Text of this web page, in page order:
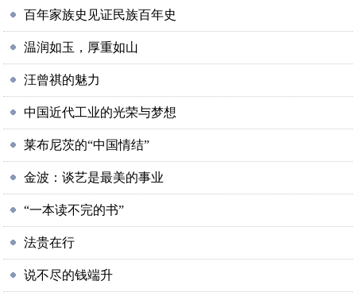
百年家族史见证民族百年史
温润如玉，厚重如山
汪曾祺的魅力
中国近代工业的光荣与梦想
莱布尼茨的“中国情结”
金波：谈艺是最美的事业
“一本读不完的书”
法贵在行
说不尽的钱端升